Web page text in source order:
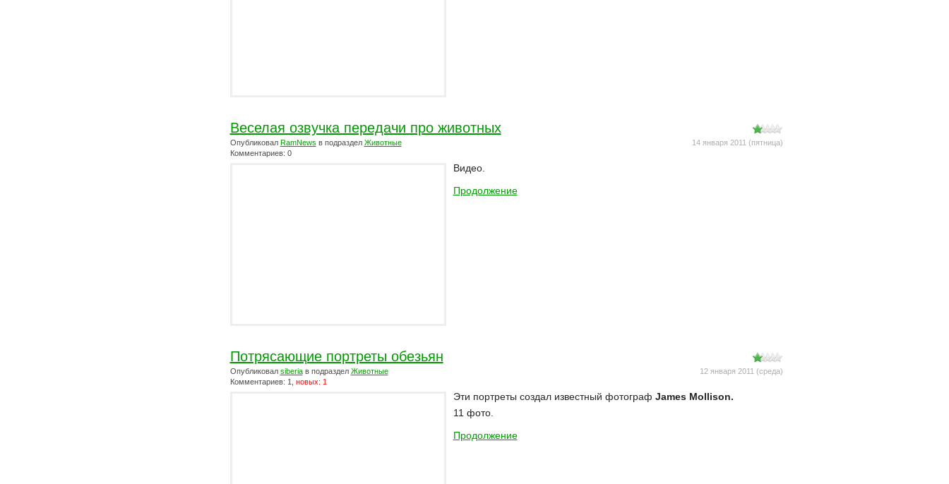
Веселая озвучка передачи про животных
14 января 2011 (пятница)
Опубликовал RamNews в подраздел Животные
Комментариев: 0
Видео.
Продолжение
Потрясающие портреты обезьян
12 января 2011 (среда)
Опубликовал siberiaв подраздел Животные
Комментариев: 1, новых: 1
Эти портреты создал известный фотограф James Mollison.
11 фото.
Продолжение